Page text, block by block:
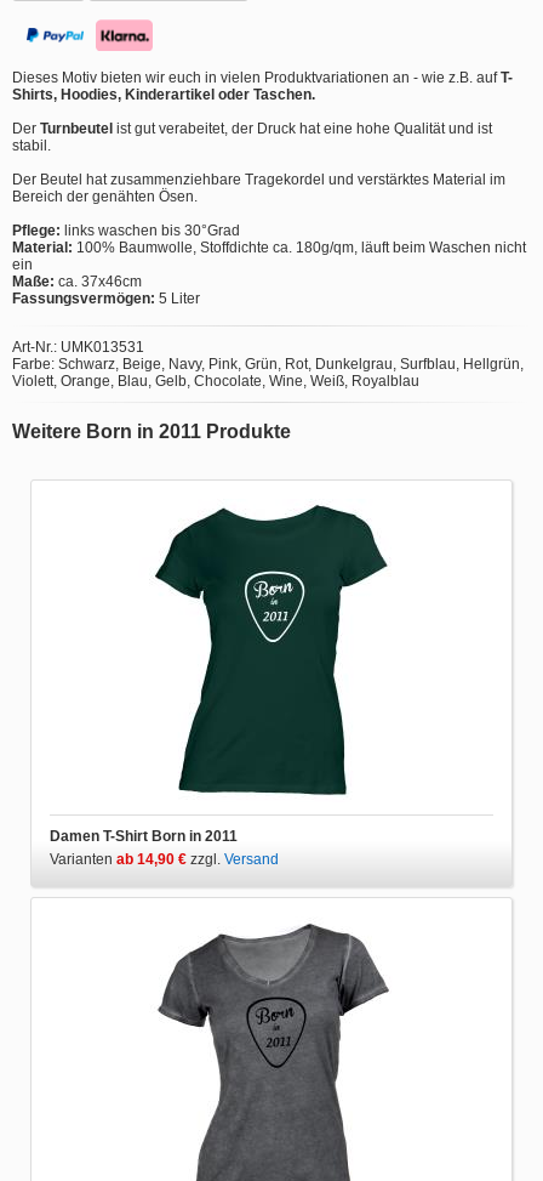
Dieses Motiv bieten wir euch in vielen Produktvariationen an - wie z.B. aufT-
Shirts, Hoodies, Kinderartikel oder Taschen.
Der Turnbeutel ist gut verabeitet, der Druck hat eine hohe Qualität und ist
stabil.
Der Beutel hat zusammenziehbare Tragekordel und verstärktes Material im
Bereich der genähten Ösen.
Pflege: links waschen bis 30°Grad
Material: 100% Baumwolle, Stoffdichte ca. 180g/qm, läuft beim Waschen nicht
ein
Maße: ca. 37x46cm
Fassungsvermögen: 5 Liter
Art-Nr.: UMK013531
Farbe: Schwarz, Beige, Navy, Pink, Grün, Rot, Dunkelgrau, Surfblau, Hellgrün,
Violett, Orange, Blau, Gelb, Chocolate, Wine, Weiß, Royalblau
Weitere Born in 2011 Produkte
Damen T-Shirt Born in 2011
Varianten ab 14,90 € zzgl. Versand